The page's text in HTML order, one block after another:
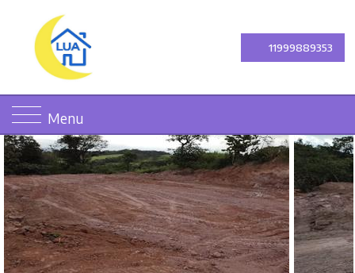
11999889353
Menu